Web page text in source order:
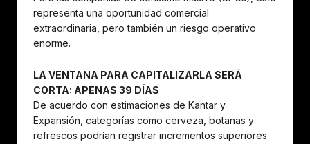
representa una oportunidad comercial
extraordinaria, pero también un riesgo operativo
enorme.
LA VENTANA PARA CAPITALIZARLA SERÁ
CORTA: APENAS 39 DÍAS
De acuerdo con estimaciones de Kantar y
Expansión, categorías como cerveza, botanas y
refrescos podrían registrar incrementos superiores